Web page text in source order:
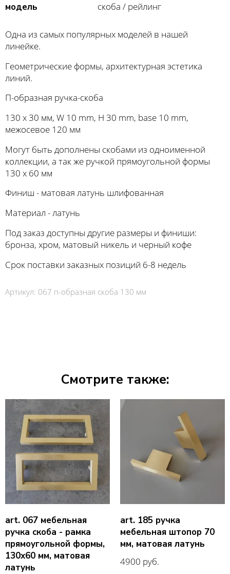
модель
скоба / рейлинг
Одна из самых популярных моделей в нашей
линейке.
Геометрические формы, архитектурная эстетика
линий.
П-образная ручка-скоба
130 х 30 мм, W 10 mm, H 30 mm, base 10 mm,
межосевое 120 мм
Могут быть дополнены скобами из одноименной
коллекции, а так же ручкой прямоугольной формы
130 х 60 мм
Финиш - матовая латунь шлифованная
Материал - латунь
Под заказ доступны другие размеры и финиши:
бронза, хром, матовый никель и черный кофе
Срок поставки заказных позиций 6-8 недель
Артикул: 067 п-образная скоба 130 мм
Смотрите также:
art. 067 мебельная
ручка скоба - рамка
прямоугольной формы,
130х60 мм, матовая
латунь
art. 185 ручка
мебельная штопор 70
мм, матовая латунь
4900 руб.